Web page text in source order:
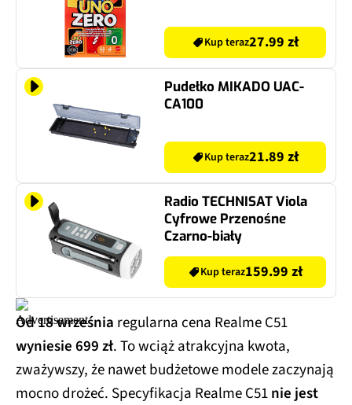
Kup teraz27.99 zł
Pudełko MIKADO UAC-
CA100
Kup teraz21.89 zł
Radio TECHNISAT Viola
Cyfrowe Przenośne
Czarno-biały
Kup teraz159.99 zł
Od 18 września regularna cena Realme C51
wyniesie 699 zł. To wciąż atrakcyjna kwota,
zważywszy, że nawet budżetowe modele zaczynają
mocno drożeć. Specyfikacja Realme C51nie jest